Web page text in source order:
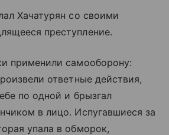
Хачатурян со своими
преступление.
применили самооборону:
ответные действия,
по одной и брызгал
в лицо. Испугавшиеся за
упала в обморок,